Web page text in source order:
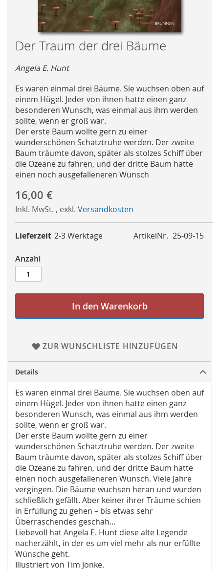
Skip
to
the
beginning
of
the
images
gallery
Der Traum der drei Bäume
Angela E. Hunt
Es waren einmal drei Bäume. Sie wuchsen oben auf
einem Hügel. Jeder von ihnen hatte einen ganz
besonderen Wunsch, was einmal aus ihm werden
sollte, wenn er groß war.
Der erste Baum wollte gern zu einer
wunderschönen Schatztruhe werden. Der zweite
Baum träumte davon, später als stolzes Schiff über
die Ozeane zu fahren, und der dritte Baum hatte
einen noch ausgefalleneren Wunsch
16,00 €
Inkl. MwSt. , exkl. Versandkosten
ArtikelNr. 25-09-15
Lieferzeit 2-3 Werktage
Anzahl
In den Warenkorb
ZUR WUNSCHLISTE HINZUFÜGEN
Details
Es waren einmal drei Bäume. Sie wuchsen oben auf
einem Hügel. Jeder von ihnen hatte einen ganz
besonderen Wunsch, was einmal aus ihm werden
sollte, wenn er groß war.
Der erste Baum wollte gern zu einer
wunderschönen Schatztruhe werden. Der zweite
Baum träumte davon, später als stolzes Schiff über
die Ozeane zu fahren, und der dritte Baum hatte
einen noch ausgefalleneren Wunsch. Viele Jahre
vergingen. Die Bäume wuchsen heran und wurden
schließlich gefällt. Aber keiner ihrer Träume schien
in Erfüllung zu gehen – bis etwas sehr
Überraschendes geschah...
Liebevoll hat Angela E. Hunt diese alte Legende
nacherzählt, in der es um viel mehr als nur erfüllte
Wünsche geht.
Illustriert von Tim Jonke.